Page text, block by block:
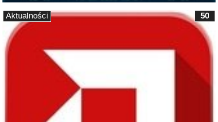
50
Aktualności